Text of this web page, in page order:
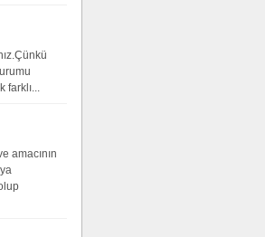
farklı...
amacının